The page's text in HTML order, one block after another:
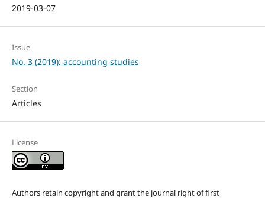
2019-03-07
Issue
No. 3 (2019): accounting studies
Section
Articles
License
Authors retain copyright and grant the journal right of first